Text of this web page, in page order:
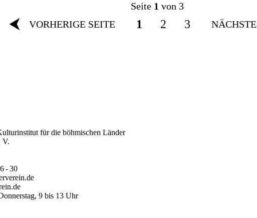
Seite 1 von 3
⮜ VORHERIGE SEITE 1 2 3
V.
- 30
9 bis 13 Uhr